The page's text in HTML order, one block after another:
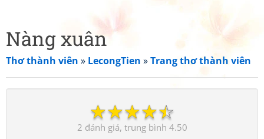
Nàng xuân
Thơ thành viên » LecongTien »Trang thơ thành viên
☆
☆
☆
☆
☆
2 4.50